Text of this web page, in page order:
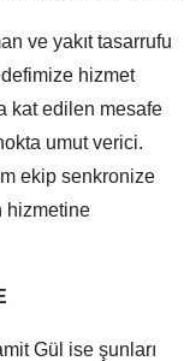
ve yakıt tasarrufu
hizmet
kat edilen mesafe
umut verici.
ekip senkronize
hizmetine
Gül ise şunları